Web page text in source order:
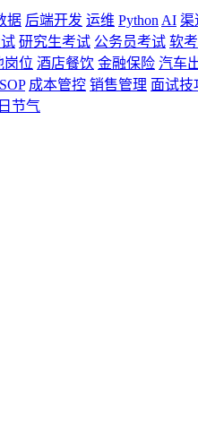
据 后端开发 运维 Python AI 渠
研究生考试 公务员考试 软考
岗位 酒店餐饮 金融保险 汽车
SOP 成本管控 销售管理 面试技
节气